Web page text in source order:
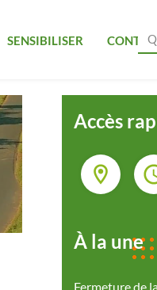
SENSIBILISER
for:
Accès
À la une
Fermeture de